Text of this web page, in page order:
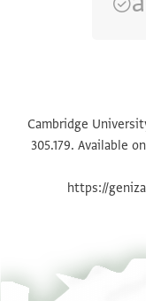
הגדל וסובבCambridge
305.179. Available
https://